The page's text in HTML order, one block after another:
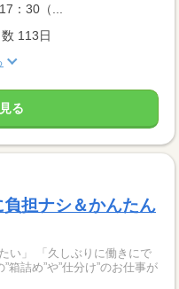
：30（...
113日
る
担ナシ＆かんたん
い」 「久しぶりに働きにで